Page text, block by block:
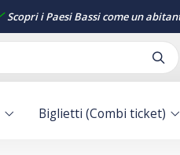
Scopri i Paesi Bassi come un
Biglietti (Combi ticket)